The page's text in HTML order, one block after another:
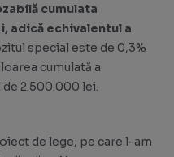
cumulata
adică echivalentul a
special este de 0,3%
cumulată a
2.500.000 lei.
de lege, pe care l-am